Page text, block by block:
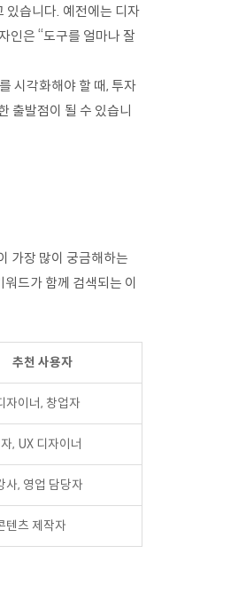
있습니다. 예전에는 디자
인은 “도구를 얼마나 잘
시각화해야 할 때, 투자
출발점이 될 수 있습니
가장 많이 궁금해하는
드가 함께 검색되는 이
추천 사용자
자이너, 창업자
, UX 디자이너
사, 영업 담당자
텐츠 제작자